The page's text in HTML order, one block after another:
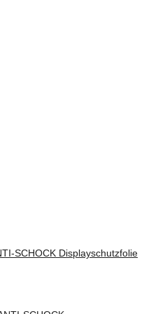
SCHOCK Displayschutzfolie